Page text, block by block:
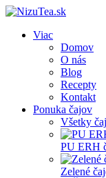
Viac
Domov
O nás
Blog
Recepty
Kontakt
Ponuka čajov
Všetky
PU ERH
Zelené